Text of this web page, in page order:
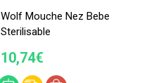
Wolf Mouche Nez Bebe
Sterilisable
10,74€